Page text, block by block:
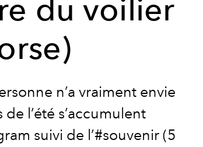
du voilier
n’a vraiment envie
de l’été s’accumulent
suivi de l’#souvenir (5